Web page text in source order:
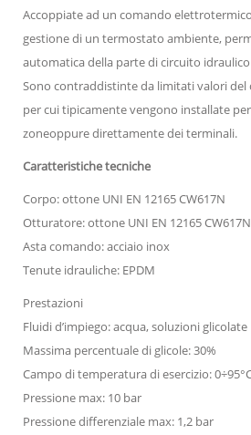
Accoppiate ad un comando
gestione di un termostato ambiente,
automatica della parte di circuito
Sono contraddistinte da limitati valori
per cui tipicamente vengono installate
zoneoppure direttamente dei terminali.
Caratteristiche tecniche
Corpo: ottone UNI EN 12165 CW617N
Otturatore: ottone UNI EN 12165 CW617N
Asta comando: acciaio inox
Tenute idrauliche: EPDM
Prestazioni
Fluidi d’impiego: acqua, soluzioni glicolate
Massima percentuale di glicole: 30%
Campo di temperatura di esercizio:
Pressione max: 10 bar
Pressione differenziale max: 1,2 bar